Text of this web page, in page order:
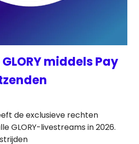
middels Pay
de exclusieve rechten
GLORY-livestreams in 2026.